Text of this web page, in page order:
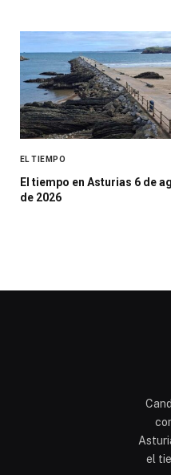
EL TIEMPO
El tiempo en Asturias 6 de
de 2026
el